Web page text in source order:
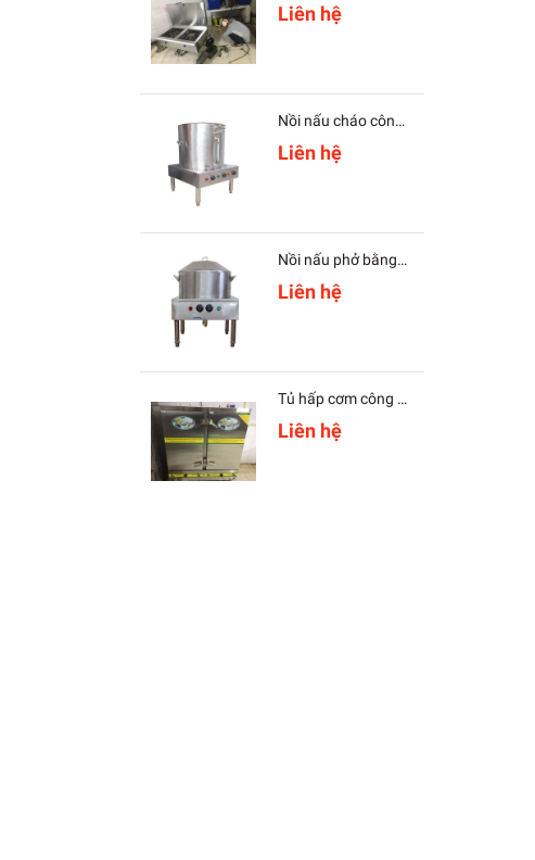
Liên hệ
Nồi nấu cháo công nghiệp 30L
Liên hệ
Nồi nấu phở bằng điện
Liên hệ
Tủ hấp cơm công nghiệp 24 khay dùng gas
Liên hệ